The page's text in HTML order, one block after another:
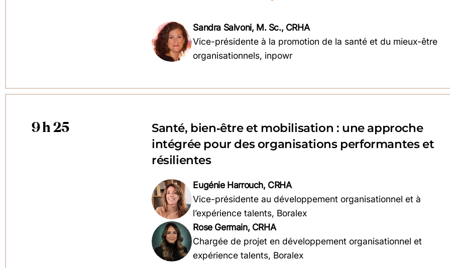
Sandra Salvoni, M. Sc., CRHA
Vice-présidente à la promotion de la santé et du mieux-être
organisationnels, inpowr
9 h 25
Santé, bien‑être et mobilisation : une approche
intégrée pour des organisations performantes et
résilientes
Eugénie Harrouch, CRHA
Vice-présidente au développement organisationnel et à
l’expérience talents, Boralex
Rose Germain, CRHA
Chargée de projet en développement organisationnel et
expérience talents, Boralex